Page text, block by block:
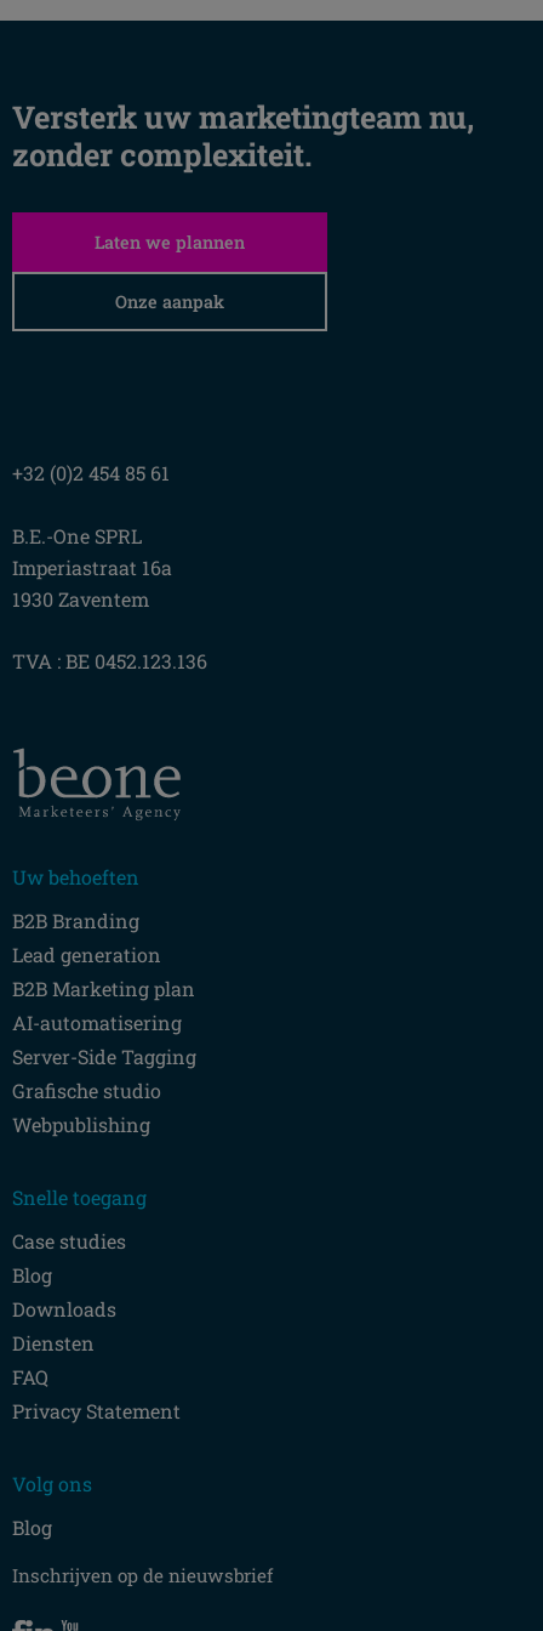
Versterk uw marketingteam nu,
zonder complexiteit.
Laten we plannen
Onze aanpak
+32 (0)2 454 85 61
B.E.-One SPRL
Imperiastraat 16a
1930 Zaventem
TVA : BE 0452.123.136
Uw behoeften
B2B Branding
Lead generation
B2B Marketing plan
AI-automatisering
Server-Side Tagging
Grafische studio
Webpublishing
Snelle toegang
Case studies
Blog
Downloads
Diensten
FAQ
Privacy Statement
Volg ons
Blog
Inschrijven op de nieuwsbrief